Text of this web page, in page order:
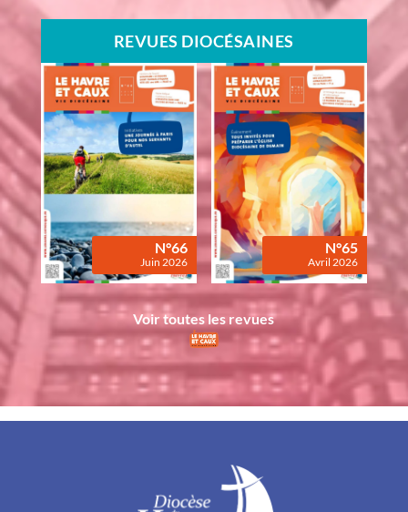
REVUES DIOCÉSAINES
N°66
Juin 2026
N°65
Avril 2026
Voir toutes les revues